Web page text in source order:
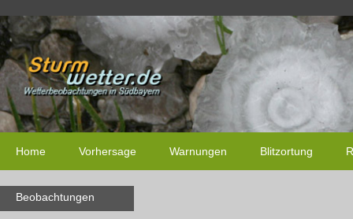
Home Vorhersage Warnungen Blitzortung
Beobachtungen